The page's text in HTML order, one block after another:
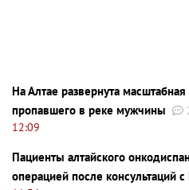
На Алтае развернута
пропавшего в реке мужчины
12:09
Пациенты алтайского
операцией после консультаций